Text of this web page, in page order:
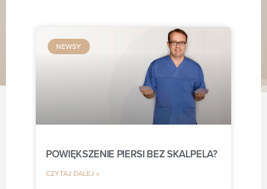
NEWSY
POWIĘKSZENIE PIERSI BEZ SKALPELA?
CZYTAJ DALEJ »